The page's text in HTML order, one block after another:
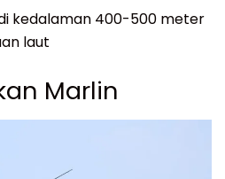
kedalaman 400-500 meter
laut
Marlin